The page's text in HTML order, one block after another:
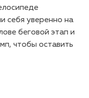
себя уверенно на
беговой этап и
чтобы оставить